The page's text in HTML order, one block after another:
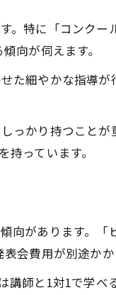
ーション維持法
い柔軟性
の選び方
ピードの関係
イント
特に「コンクー
向が伺えます。
た細やかな指導
っかり持つこと
っています。
があります。「
会費用が別途かか
師と1対1で学べ